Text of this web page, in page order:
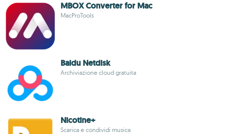
MBOX Converter for Mac
MacProTools
Baidu Netdisk
Archiviazione cloud gratuita
Nicotine+
Scarica e condividi musica